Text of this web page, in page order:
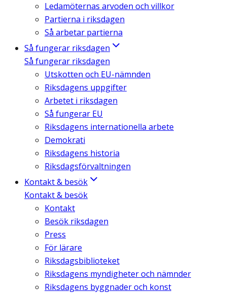
Ledamöternas arvoden och villkor
Partierna i riksdagen
Så arbetar partierna
Så fungerar riksdagen
Så fungerar riksdagen
Utskotten och EU-nämnden
Riksdagens uppgifter
Arbetet i riksdagen
Så fungerar EU
Riksdagens internationella arbete
Demokrati
Riksdagens historia
Riksdagsförvaltningen
Kontakt & besök
Kontakt & besök
Kontakt
Besök riksdagen
Press
För lärare
Riksdagsbiblioteket
Riksdagens myndigheter och nämnder
Riksdagens byggnader och konst